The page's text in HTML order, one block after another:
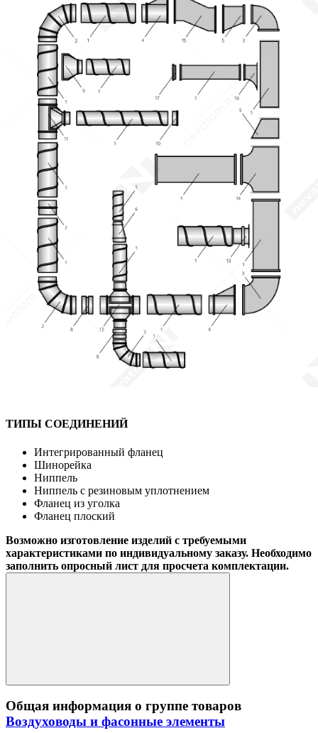
ТИПЫ СОЕДИНЕНИЙ
Интегрированный фланец
Шинорейка
Ниппель
Ниппель с резиновым уплотнением
Фланец из уголка
Фланец плоский
Возможно изготовление изделий с требуемыми
характеристиками по индивидуальному заказу. Необходимо
заполнить опросный лист для просчета комплектации.
Общая информация о группе товаров
Воздуховоды и фасонные элементы